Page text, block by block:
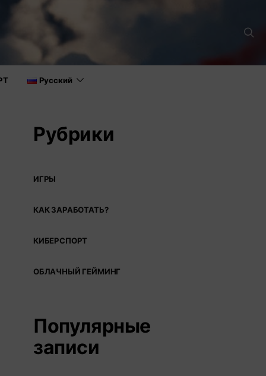
Русский
Рубрики
ИГРЫ
КАК ЗАРАБОТАТЬ?
КИБЕРСПОРТ
ОБЛАЧНЫЙ ГЕЙМИНГ
Популярные
записи